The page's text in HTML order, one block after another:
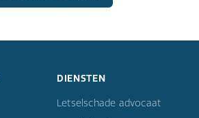
DIENSTEN
Letselschade advocaat